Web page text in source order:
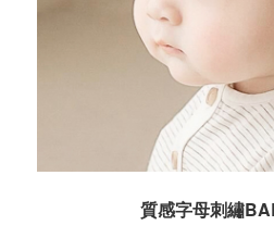
質感字母刺繡